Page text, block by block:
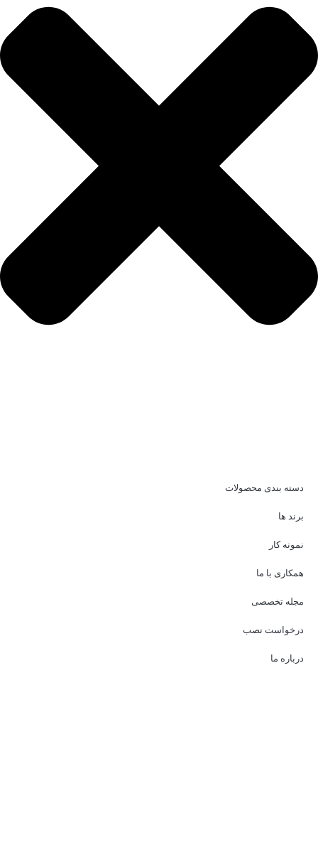
دسته بندی محصولات
برند ها
نمونه کار
همکاری با ما
مجله تخصصی
درخواست نصب
درباره ما